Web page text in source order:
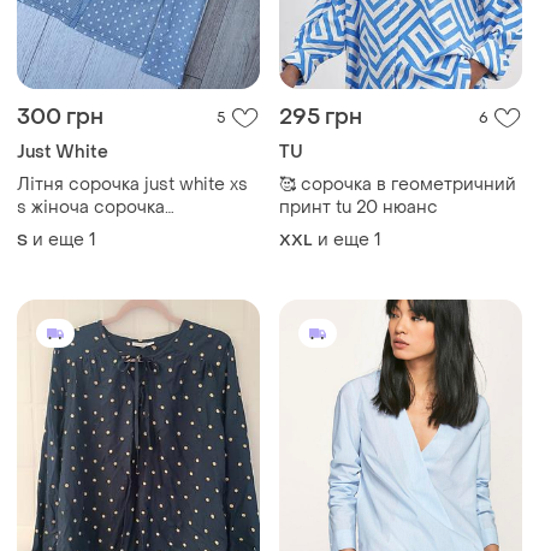
300 грн 5
Just White
Літня сорочка just white xs
s жіноча сорочка
трикотажна блакитна
сорочка з принтом
стразами
S и еще 1
295 грн 6
TU
🥰 сорочка в геометричний
принт tu 20 нюанс
XXL и еще 1